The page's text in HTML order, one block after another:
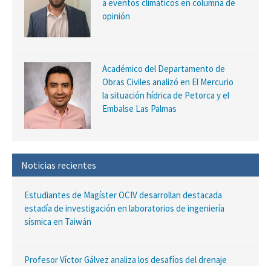
a eventos climáticos en columna de
opinión
Académico del Departamento de
Obras Civiles analizó en El Mercurio
la situación hídrica de Petorca y el
Embalse Las Palmas
Noticias recientes
Estudiantes de Magíster OCIV desarrollan destacada
estadía de investigación en laboratorios de ingeniería
sísmica en Taiwán
Profesor Víctor Gálvez analiza los desafíos del drenaje